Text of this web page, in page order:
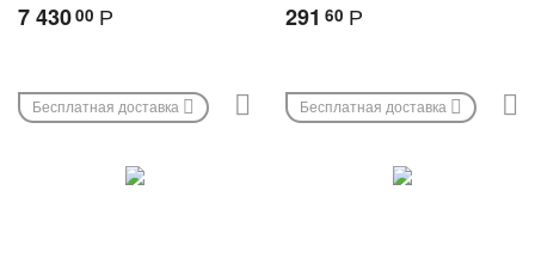
7 43000 Р 291 60 Р
Бесплатная доставка Бесплатная доставка